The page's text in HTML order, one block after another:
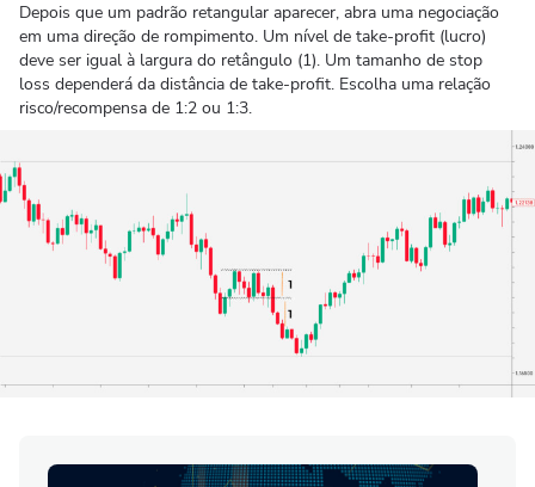
Depois que um padrão retangular aparecer, abra uma negociação
em uma direção de rompimento. Um nível de take-profit (lucro)
deve ser igual à largura do retângulo (1). Um tamanho de stop
loss dependerá da distância de take-profit. Escolha uma relação
risco/recompensa de 1:2 ou 1:3.